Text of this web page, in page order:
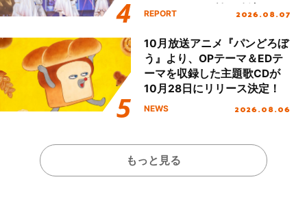
Party Stage／埼玉公演＞”
REPORT 2026.08.07
10月放送アニメ『パンどろぼ
う』より、OPテーマ＆EDテ
ーマを収録した主題歌CDが
10月28日にリリース決定！
NEWS 2026.08.06
もっと見る